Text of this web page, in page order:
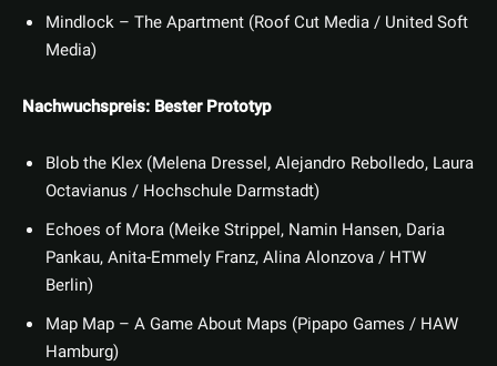
Mindlock – The Apartment (Roof Cut Media / United Soft
Media)
Nachwuchspreis: Bester Prototyp
Blob the Klex (Melena Dressel, Alejandro Rebolledo, Laura
Octavianus / Hochschule Darmstadt)
Echoes of Mora (Meike Strippel, Namin Hansen, Daria
Pankau, Anita-Emmely Franz, Alina Alonzova / HTW
Berlin)
Map Map – A Game About Maps (Pipapo Games / HAW
Hamburg)